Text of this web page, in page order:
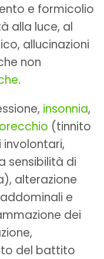
e formicolio
alla luce, al
allucinazioni
non
.
insonnia,
(tinnito
sensibilità di
alterazione
e
dei
del battito